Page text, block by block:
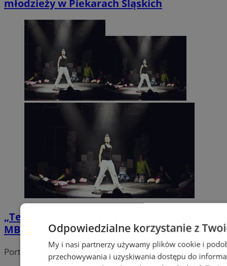
młodzieży w Piekarach Śląskich
„Teatrosfera” z dofinansowaniem! Projekt
MBP w gronie 185 najlepszych
Portal należy do sieci
Odpowiedzialne korzystanie z
My i nasi partnerzy używamy plików cookie i
przechowywania i uzyskiwania dostępu do